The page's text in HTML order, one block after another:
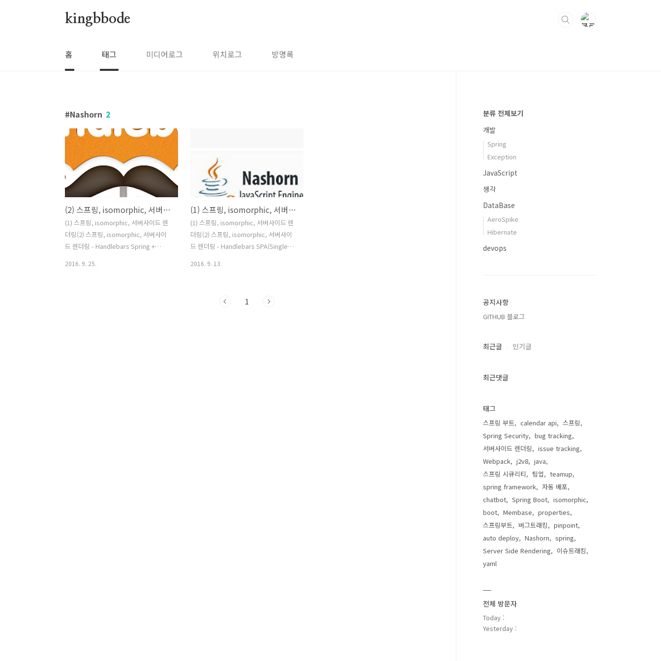
kingbbode
홈 태그 미디어로그 위치로그 방명록
Nashorn 2
(2) 스프링, isomorphic, 서버사이드 렌더링 - Handlebars
(1) 스프링, isomorphic, 서버사이드 렌
더링(2) 스프링, isomorphic, 서버사이
드 렌더링 - Handlebars Spring +
2016. 9. 25.
(1) 스프링, isomorphic, 서버사이드 렌더링
(1) 스프링, isomorphic, 서버사이드 렌
더링(2) 스프링, isomorphic, 서버사이
드 렌더링 - Handlebars SPA(Single
디까지 서버에서 렌더링하고 어디부터 클
2016. 9. 13.
1
분류 전체보기
개발
Spring
Exception
JavaScript
생각
DataBase
AeroSpike
Hibernate
devops
공지사항
GITHUB 블로그
최근글 인기글
최근댓글
태그
스프링 부트 calendar api
스프링
Spring Security
bug tracking
서버사이드 렌더링
issue tracking
Webpack
j2v8
java
스프링 시큐리티
팀업
teamup
spring framework
자동 배포
chatbot
Spring Boot
isomorphic
boot
Membase
properties
스프링부트
버그트래킹
pinpoint
auto deploy
Nashorn
spring
Server Side Rendering
이슈트래킹
yaml
전체 방문자
Today :
Yesterday :